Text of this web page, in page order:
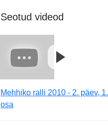
Seotud videod
Mehhiko ralli 2010 - 2. päev, 1.
osa